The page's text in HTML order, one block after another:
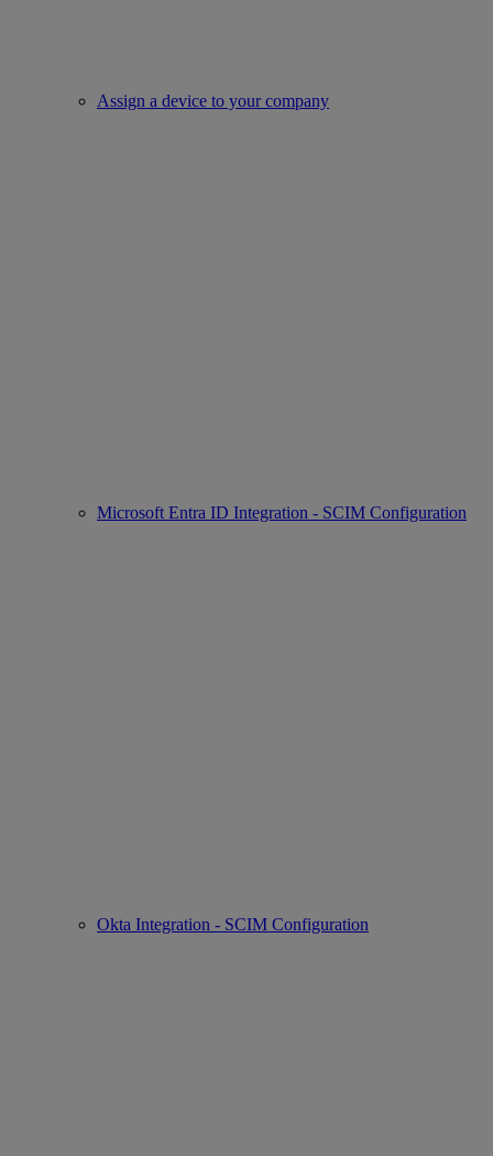
Assign a device to your company
Microsoft Entra ID Integration - SCIM Configuration
Okta Integration - SCIM Configuration